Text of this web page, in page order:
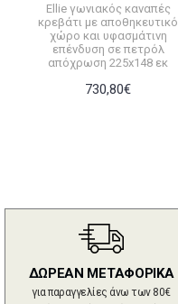
Ellie γωνιακός καναπές
κρεβάτι με αποθηκευτικό
χώρο και υφασμάτινη
επένδυση σε πετρόλ
απόχρωση 225x148 εκ
730,80€
ΔΩΡΕΑΝ ΜΕΤΑΦΟΡΙΚΑ
για παραγγελίες άνω των 80€